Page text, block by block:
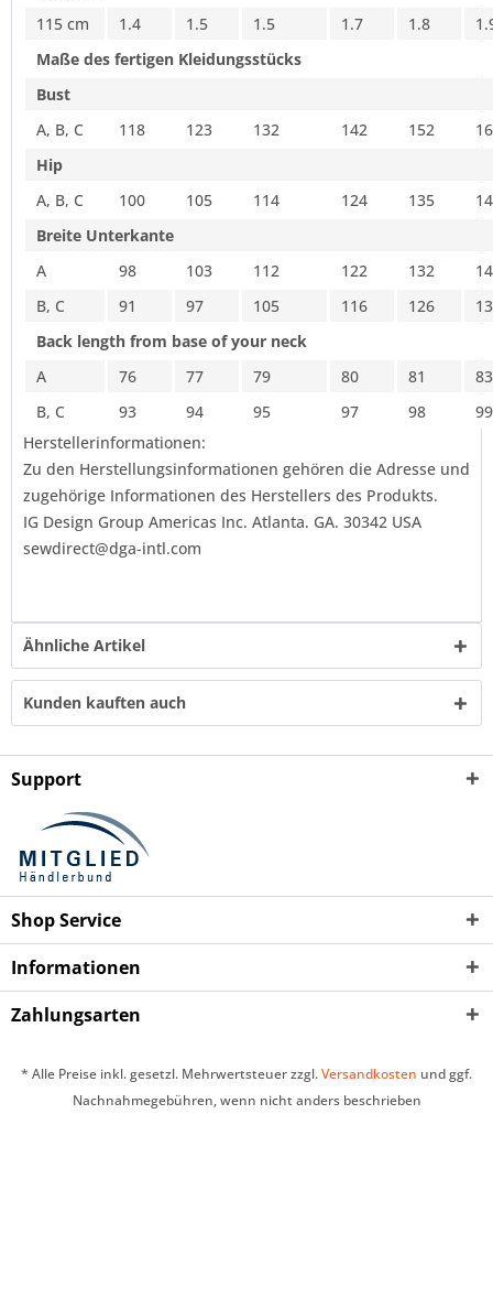
115 cm
1.4 1.5 1.5 1.7 1.8
Maße des fertigen Kleidungsstücks
Bust
A, B, C
118 123 132 142 152
Hip
A, B, C
100 105 114 124 135
Breite Unterkante
A
98 103 112 122 132
B, C
91 97 105 116 126
Back length from base of your neck
A
76 77 79 80 81
83
B, C
93 94 95 97 98
99
Herstellerinformationen:
Zu den Herstellungsinformationen gehören die Adresse und
zugehörige Informationen des Herstellers des Produkts.
IG Design Group Americas Inc. Atlanta. GA. 30342 USA
sewdirect@dga-intl.com
Ähnliche Artikel
Kunden kauften auch
Support
Shop Service
Informationen
Zahlungsarten
* Alle Preise inkl. gesetzl. Mehrwertsteuer zzgl.Versandkosten und ggf.
Nachnahmegebühren, wenn nicht anders beschrieben